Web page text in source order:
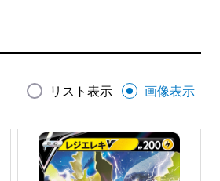
リスト表示 画像表示